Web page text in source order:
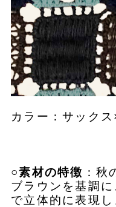
カラー：サック
○素材の特徴 ：秋
ブラウンを基調
で立体的に表現